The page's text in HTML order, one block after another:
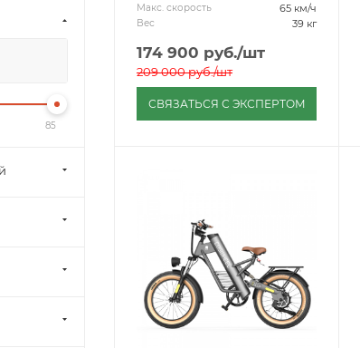
Макс. скорость 65 км/ч
Вес 39 кг
174 900 руб./шт
209 000руб./шт
СВЯЗАТЬСЯ С ЭКСПЕРТОМ
85